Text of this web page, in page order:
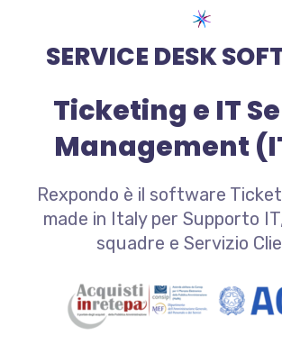
SERVICE DESK
Ticketing e IT
Management
Rexpondo è il software
made in Italy per Supporto
squadre e Servizio